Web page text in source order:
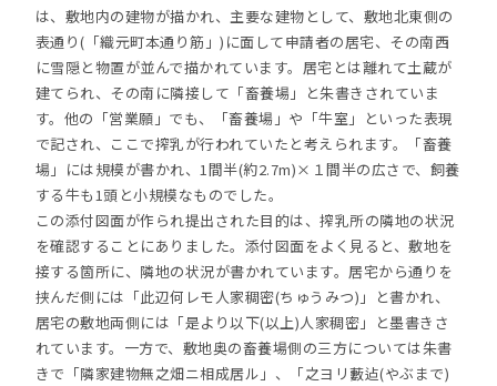
は、敷地内の建物が描かれ、主要な建物として、敷地北東側の
表通り(「織元町本通り筋」)に面して申請者の居宅、その南西
に雪隠と物置が並んで描かれています。居宅とは離れて土蔵が
建てられ、その南に隣接して「畜養場」と朱書きされていま
す。他の「営業願」でも、「畜養場」や「牛室」といった表現
で記され、ここで搾乳が行われていたと考えられます。「畜養
場」には規模が書かれ、1間半(約2.7m)×１間半の広さで、飼養
する牛も1頭と小規模なものでした。
この添付図面が作られ提出された目的は、搾乳所の隣地の状況
を確認することにありました。添付図面をよく見ると、敷地を
接する箇所に、隣地の状況が書かれています。居宅から通りを
挟んだ側には「此辺何レモ人家稠密(ちゅうみつ)」と書かれ、
居宅の敷地両側には「是より以下(以上)人家稠密」と墨書きさ
れています。一方で、敷地奥の畜養場側の三方については朱書
きで「隣家建物無之畑ニ相成居ル」、「之ヨリ藪迠(やぶまで)